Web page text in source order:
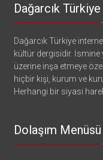
Dağarcık Türkiye
Dağarcık Türkiye
kültür dergisidir. İsmine
üzerine inşa etmeye
hiçbir kişi, kurum ve
Herhangi bir siyasi
Dolaşım Menüsü